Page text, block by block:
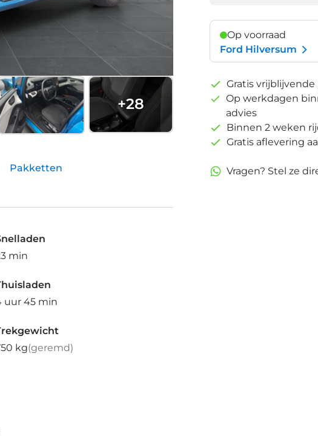
+28
Op voorraad
Ford Hilversum
Gratis
Op werkdagen
advies
Binnen 2 weken
Gratis aflevering
Vragen? Stel ze
Pakketten
min
uur 45 min
kg(geremd)